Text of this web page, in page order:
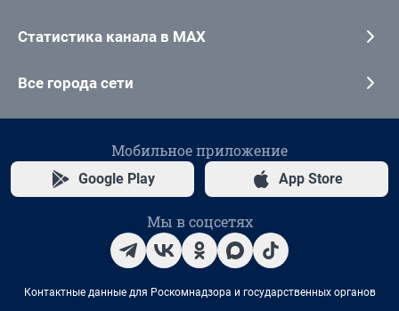
Статистика канала в MAX
Все города сети
Мобильное приложение
Google Play App Store
Мы в соцсетях
Контактные данные для Роскомнадзора и государственных органов